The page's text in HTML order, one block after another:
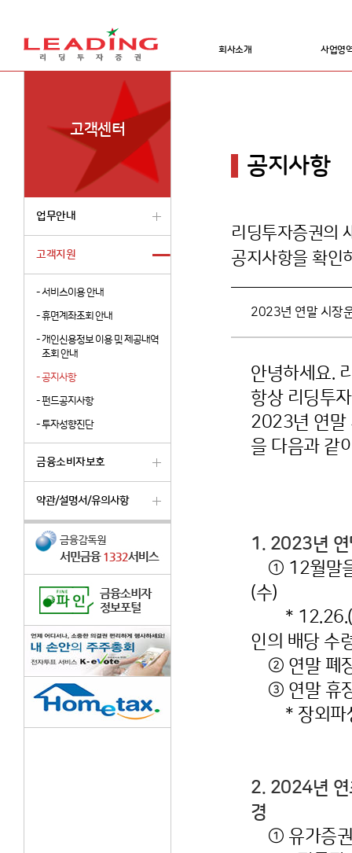
회사소개 사업영
고객센터
업무안내
고객지원
-서비스이용 안내
-휴면계좌조회 안내
-개인신용정보 이용 및 제공내역
조회 안내
-공지사항
-펀드공지사항
-투자성향진단
금융소비자보호
약관/설명서/유의사항
공지사항
리딩투자증권의
공지사항을 확인
2023년 연말 시장
안녕하세요.
항상 리딩투
2023년 연말
을 다음과 같
1. 2023년 연
① 12월말을
(수)
* 12.26.(화
인의 배당 수
② 연말 폐
③ 연말 휴
* 장외파생
2. 2024년 연
경
① 유가증권